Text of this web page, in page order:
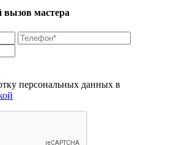
вызов мастера
персональных данных в